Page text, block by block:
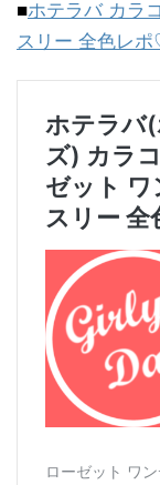
■ホテラバ カラ
スリー 全色レ